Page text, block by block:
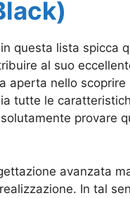
questa lista spicca
al suo
aperta nello
tutte le
provare
avanzata
In tal